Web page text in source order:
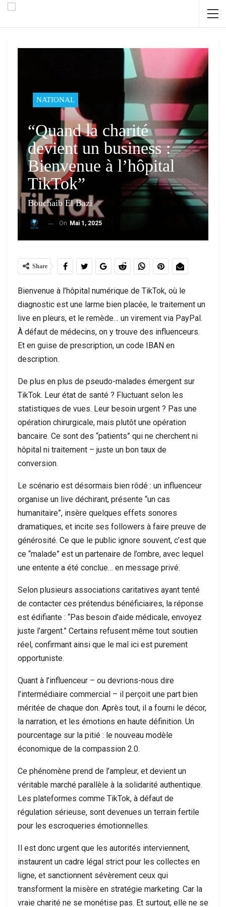
NATIONAL
“Quand la charité
devient un business :
Bienvenue à l’hôpital
TikTok”
Bouchaib El Bazi
On Mai 1, 2025
Share
Bienvenue à l’hôpital numérique de TikTok, où le
diagnostic est une larme bien placée, le traitement un
live en pleurs, et le remède… un virement via PayPal.
À défaut de médecins, on y trouve des influenceurs.
Et en guise de prescription, un code IBAN en
description.
De plus en plus de pseudo-malades émergent sur
TikTok. Leur état de santé ? Fluctuant selon les
statistiques de vues. Leur besoin urgent ? Pas une
opération chirurgicale, mais plutôt une opération
bancaire. Ce sont des “patients” qui ne cherchent ni
hôpital ni traitement – juste un bon taux de
conversion.
Le scénario est désormais bien rôdé : un influenceur
organise un live déchirant, présente “un cas
humanitaire”, insère quelques effets sonores
dramatiques, et incite ses followers à faire preuve de
générosité. Ce que le public ignore souvent, c’est que
ce “malade” est un partenaire de l’ombre, avec lequel
une entente a été conclue… en message privé.
Selon plusieurs associations caritatives ayant tenté
de contacter ces prétendus bénéficiaires, la réponse
est édifiante : “Pas besoin d’aide médicale, envoyez
juste l’argent.” Certains refusent même tout soutien
réel, confirmant ainsi que le mal ici est purement
opportuniste.
Quant à l’influenceur – ou devrions-nous dire
l’intermédiaire commercial – il perçoit une part bien
méritée de chaque don. Après tout, il a fourni le décor,
la narration, et les émotions en haute définition. Un
pourcentage sur la pitié : le nouveau modèle
économique de la compassion 2.0.
Ce phénomène prend de l’ampleur, et devient un
véritable marché parallèle à la solidarité authentique.
Les plateformes comme TikTok, à défaut de
régulation sérieuse, sont devenues un terrain fertile
pour les escroqueries émotionnelles.
Il est donc urgent que les autorités interviennent,
instaurent un cadre légal strict pour les collectes en
ligne, et sanctionnent sévèrement ceux qui
transforment la misère en stratégie marketing. Car la
vraie charité ne se monétise pas. Et surtout, elle ne se